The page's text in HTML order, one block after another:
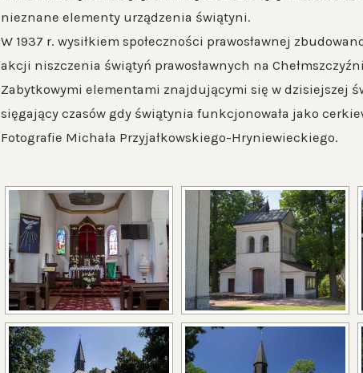
nieznane elementy urządzenia świątyni.
W 1937 r. wysiłkiem społeczności prawosławnej
akcji niszczenia świątyń prawosławnych na
Zabytkowymi elementami znajdującymi się w dzisiejszej
sięgający czasów gdy świątynia funkcjonowała jako
Fotografie Michała Przyjałkowskiego-Hryniewieckiego.